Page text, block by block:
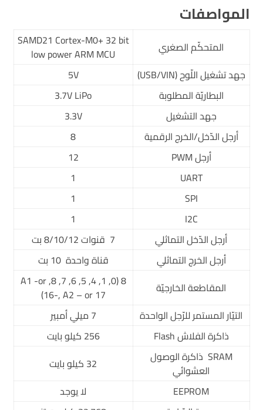
المواصفات
المتحكّم الصغري
SAMD21 Cortex-M0+ 32 bit
low power ARM MCU
جهد تشغيل اللّوح (USB/VIN)
5V
البطاريّة المطلوبة
3.7V LiPo
جهد التشغيل
3.3V
أرجل الدّخل/الخرج الرقمية
8
أرجل PWM
12
UART
1
SPI
1
I2C
1
أرجل الدّخل التماثلي
7 قنوات 8/10/12 بت
أرجل الخرج التماثلي
قناة واحدة 10 بت
المقاطعة الخارجيّة
8 (0, 1, 4, 5, 6, 7, 8, A1 -or
16-, A2 – or 17)
التيّار المستمر للرّجل الواحدة
7 ميلي أمبير
ذاكرة الفلاش Flash
256 كيلو بايت
SRAM ذاكرة الوصول
العشوائي
32 كيلو بايت
EEPROM
لا يوجد